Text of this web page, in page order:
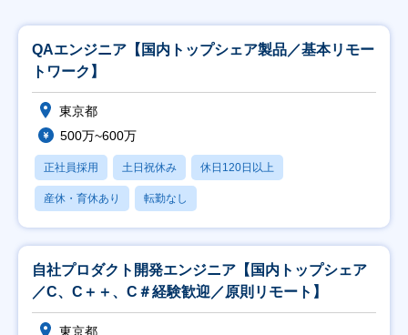
QAエンジニア【国内トップシェア製品／基本リモー
トワーク】
東京都
500万~600万
正社員採用 土日祝休み 休日120日以上
産休・育休あり 転勤なし
自社プロダクト開発エンジニア【国内トップシェア
／C、C＋＋、C＃経験歓迎／原則リモート】
東京都